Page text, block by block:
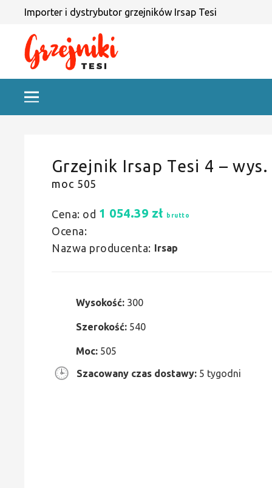
Importer i dystrybutor grzejników Irsap Tesi
Grzejnik Irsap Tesi 4 –
moc 505
Cena: od 1 054.39 zł brutto
Ocena:
Nazwa producenta: Irsap
Wysokość: 300
Szerokość: 540
Moc: 505
Szacowany czas dostawy: 5 tygodni